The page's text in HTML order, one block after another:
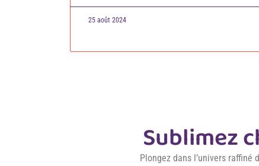
25 août 2024
Sublimez
Plongez dans l’univers